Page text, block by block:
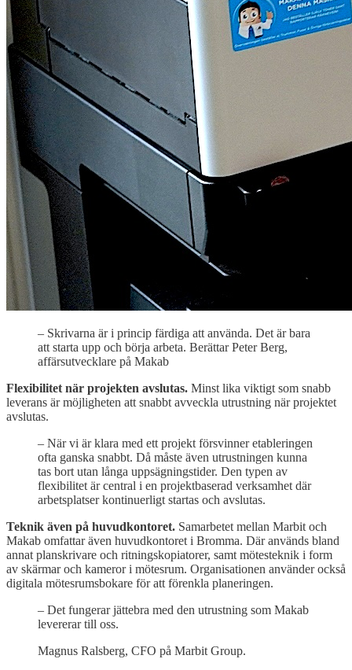
– Skrivarna är i princip färdiga att använda. Det är bara
att starta upp och börja arbeta. Berättar Peter Berg,
affärsutvecklare på Makab
Flexibilitet när projekten avslutas. Minst lika viktigt som snabb
leverans är möjligheten att snabbt avveckla utrustning när projektet
avslutas.
– När vi är klara med ett projekt försvinner etableringen
ofta ganska snabbt. Då måste även utrustningen kunna
tas bort utan långa uppsägningstider. Den typen av
flexibilitet är central i en projektbaserad verksamhet där
arbetsplatser kontinuerligt startas och avslutas.
Teknik även på huvudkontoret. Samarbetet mellan Marbit och
Makab omfattar även huvudkontoret i Bromma. Där används bland
annat planskrivare och ritningskopiatorer, samt mötesteknik i form
av skärmar och kameror i mötesrum. Organisationen använder också
digitala mötesrumsbokare för att förenkla planeringen.
– Det fungerar jättebra med den utrustning som Makab
levererar till oss.
Magnus Ralsberg, CFO på Marbit Group.